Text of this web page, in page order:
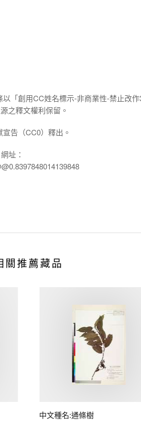
「創用CC姓名標示-非商業性-禁止改
之釋文權利保留。
告（CC0）釋出。
址：
關推薦藏品
中文種名:通條樹